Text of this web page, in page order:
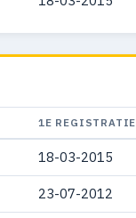
1E REGISTRATIE
18-03-2015
23-07-2012